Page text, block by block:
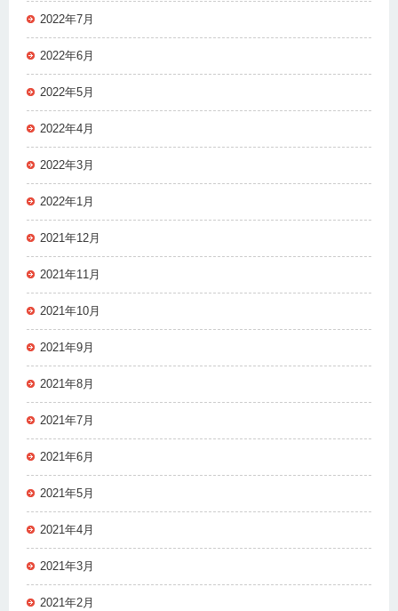
2022年7月
2022年6月
2022年5月
2022年4月
2022年3月
2022年1月
2021年12月
2021年11月
2021年10月
2021年9月
2021年8月
2021年7月
2021年6月
2021年5月
2021年4月
2021年3月
2021年2月